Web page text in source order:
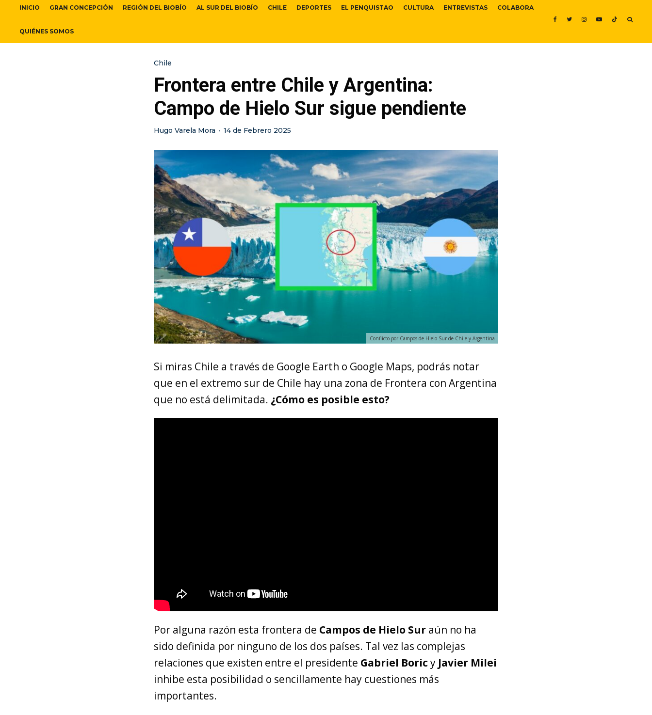
INICIO GRAN CONCEPCIÓN REGIÓN DEL BIOBÍO AL SUR DEL BIOBÍO CHILE DEPORTES EL PENQUISTAO CULTURA ENTREVISTAS COLABORA
QUIÉNES SOMOS
Chile
Frontera entre Chile y Argentina:
Campo de Hielo Sur sigue pendiente
Hugo Varela Mora · 14 de Febrero 2025
Conflicto por Campos de Hielo Sur de Chile y Argentina
Si miras Chile a través de Google Earth o Google Maps, podrás notar
que en el extremo sur de Chile hay una zona de Frontera con Argentina
que no está delimitada. ¿Cómo es posible esto?
Por alguna razón esta frontera de Campos de Hielo Sur aún no ha
sido definida por ninguno de los dos países. Tal vez las complejas
relaciones que existen entre el presidente Gabriel Boricy Javier Milei
inhibe esta posibilidad o sencillamente hay cuestiones más
importantes.